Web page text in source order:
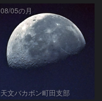
08/05の月
天文バカボン町田支部